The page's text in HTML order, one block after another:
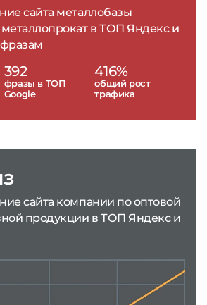
сайта металлобазы
в ТОП Яндекс и
392
фразы в ТОП
Google
416%
общий рост
трафика
сайта компании по оптовой
продукции в ТОП Яндекс и